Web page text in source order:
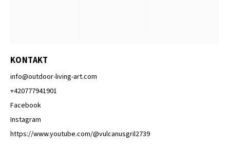
KONTAKT
info@outdoor-living-art.com
+420777941901
Facebook
Instagram
https://www.youtube.com/@vulcanusgril2739